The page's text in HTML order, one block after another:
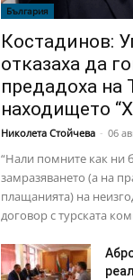
България
Костадинов:
отказаха да
предадоха на
находището
Николета Стойчева - 06
“Нали помните как ни
замразяването (а на
плащанията) на
договор с турската